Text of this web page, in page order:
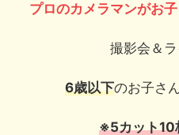
プロのカメラマンがお
撮影会＆
6歳以下のお子さ
※5カット10